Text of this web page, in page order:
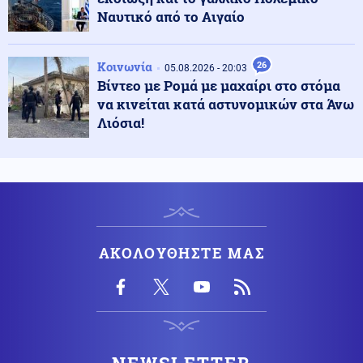
Οργιάζουν οι φήμες
Κοινωνία 07.08.2026 - 12:39
Νοσοκομείο Νίκαιας: Καταγγέλλονται ελλείψεις
υλικών
Συνελήφθη στη Γερμανία μέλος της ρωσικής μαφίας
07.08.2026 - 12:18
Ναυτικό από το Αιγαίο
Κοινωνία 05.08.2026 - 20:03 26
Βίντεο με Ρομά με μαχαίρι στο στόμα
να κινείται κατά αστυνομικών στα Άνω
Λιόσια!
ΑΚΟΛΟΥΘΗΣΤΕ ΜΑΣ